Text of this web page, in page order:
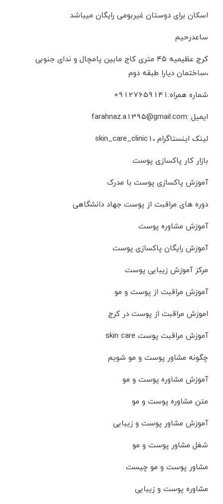
اسکان برای دوستان غیربومی رایگان میباشد
ساعدرحیم
کرج عظیمیه ۴۵ متری کاج مابین پامچال و ندای جنوبی
،ساختمان دیارا طبقه دوم
شماره همراه:09127659141
ایمیل :farahnaz.a1395@gmail.com
لینک اینستاگرام ،skin_care_clinic1
بازار کار پاکسازی پوست
آموزش پاکسازی پوست با مدرک
دوره های مراقبت از پوست جهاد دانشگاهی
آموزش مشاوره پوست
آموزش رایگان پاکسازی پوست
مرکز آموزش زیبایی پوست
آموزش مراقبت از پوست و مو
اموزش مراقبت از پوست در کرج
آموزش مراقبت پوست skin care
چگونه مشاور پوست و مو شویم
آموزش مشاوره پوست و مو
متن مشاوره پوست و مو
آموزش مشاور پوست و زیبایی
شغل مشاور پوست و مو
مشاور پوست و مو چیست
مشاوره پوست و زیبایی